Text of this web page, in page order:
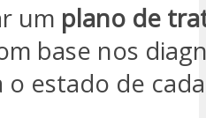
um plano de
base nos
estado de